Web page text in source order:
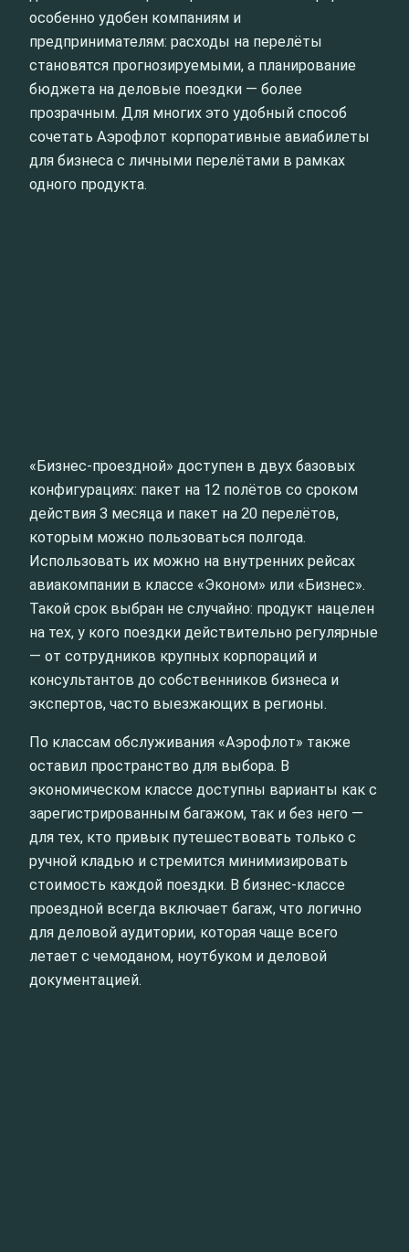
особенно удобен компаниям и
предпринимателям: расходы на перелёты
становятся прогнозируемыми, а планирование
бюджета на деловые поездки — более
прозрачным. Для многих это удобный способ
сочетать Аэрофлот корпоративные авиабилеты
для бизнеса с личными перелётами в рамках
одного продукта.
«Бизнес‑проездной» доступен в двух базовых
конфигурациях: пакет на 12 полётов со сроком
действия 3 месяца и пакет на 20 перелётов,
которым можно пользоваться полгода.
Использовать их можно на внутренних рейсах
авиакомпании в классе «Эконом» или «Бизнес».
Такой срок выбран не случайно: продукт нацелен
на тех, у кого поездки действительно регулярные
— от сотрудников крупных корпораций и
консультантов до собственников бизнеса и
экспертов, часто выезжающих в регионы.
По классам обслуживания «Аэрофлот» также
оставил пространство для выбора. В
экономическом классе доступны варианты как с
зарегистрированным багажом, так и без него —
для тех, кто привык путешествовать только с
ручной кладью и стремится минимизировать
стоимость каждой поездки. В бизнес‑классе
проездной всегда включает багаж, что логично
для деловой аудитории, которая чаще всего
летает с чемоданом, ноутбуком и деловой
документацией.